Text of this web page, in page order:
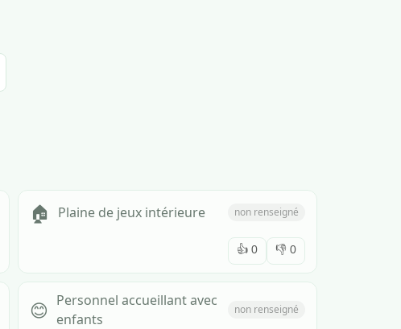
🏠 Plaine de jeux intérieure non renseigné
👍 0 👎 0
😊 Personnel accueillant avec
enfants
non renseigné